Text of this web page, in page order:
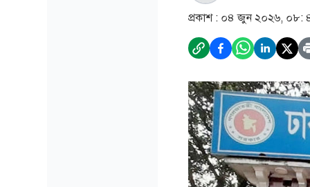
প্রকাশ : ০৪ জুন ২০২৬, ০৮: